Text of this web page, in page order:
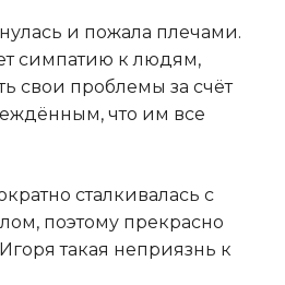
и пожалa плечами.
симпатию к людям,
свои проблемы за счёт
что им все
сталкивалась с
поэтому прекрасно
такая неприязнь к